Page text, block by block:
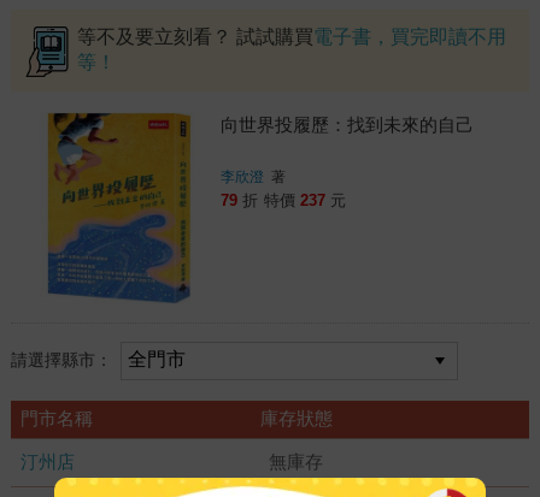
等不及要立刻看？ 試試購買電子書，買完即讀不用
等！
向世界投履歷：找到未來的自己
李欣澄 著
79 折 特價 237 元
請選擇縣市：
門市名稱 庫存狀態
汀州店 無庫存